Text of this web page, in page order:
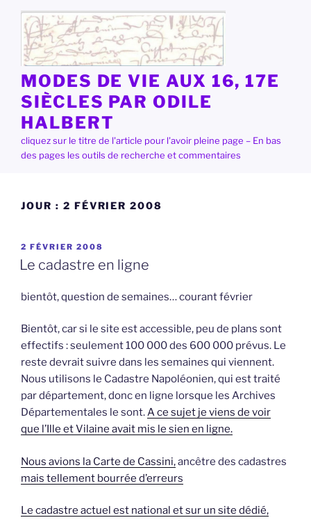
contenu
principal
MODES DE VIE AUX 16, 17E
SIÈCLES PAR ODILE
HALBERT
cliquez sur le titre de l'article pour l'avoir pleine page – En bas
des pages les outils de recherche et commentaires
JOUR : 2 FÉVRIER 2008
PUBLIÉ
LE
2 FÉVRIER 2008
Le cadastre en ligne
bientôt, question de semaines… courant février
Bientôt, car si le site est accessible, peu de plans sont
effectifs : seulement 100 000 des 600 000 prévus. Le
reste devrait suivre dans les semaines qui viennent.
Nous utilisons le Cadastre Napoléonien, qui est traité
par département, donc en ligne lorsque les Archives
Départementales le sont.A ce sujet je viens de voir
que l’Ille et Vilaine avait mis le sien en ligne.
Nous avions la Carte de Cassini,ancêtre des cadastres
mais tellement bourrée d’erreurs
Le cadastre actuel est national et sur un site dédié,